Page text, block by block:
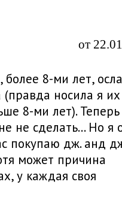
от
8-ми лет,
(правда носила я
8-ми лет). Теперь
не сделать... Но я
покупаю дж. анд
может причина
у каждая своя